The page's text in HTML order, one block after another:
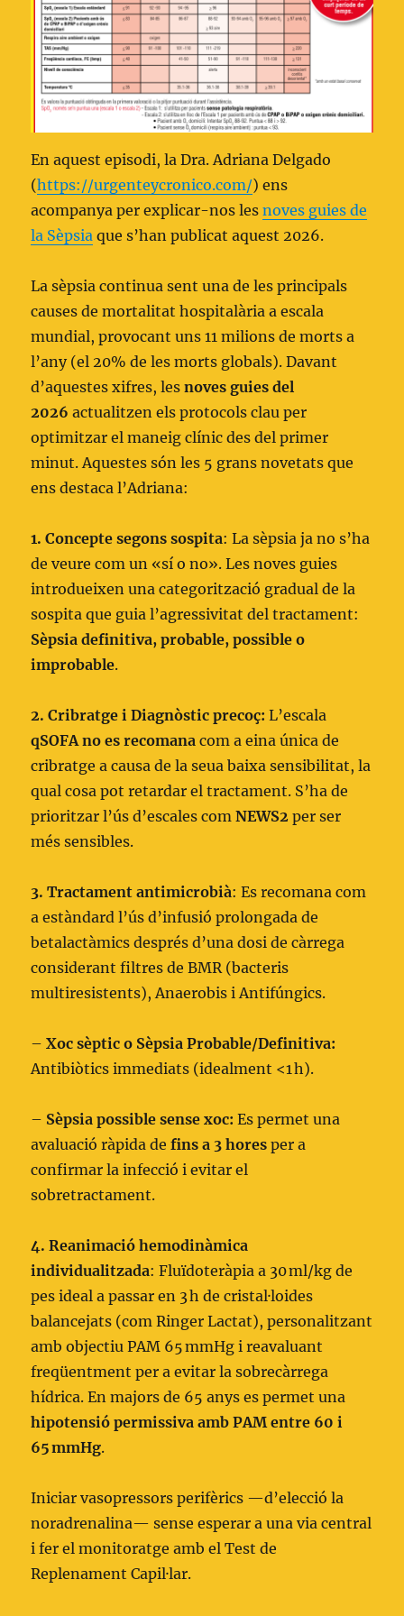
En aquest episodi, la Dra. Adriana Delgado
(https://urgenteycronico.com/) ens
acompanya per explicar-nos lesnoves guies de
la Sèpsia que s’han publicat aquest 2026.
La sèpsia continua sent una de les principals
causes de mortalitat hospitalària a escala
mundial, provocant uns 11 milions de morts a
l’any (el 20% de les morts globals). Davant
d’aquestes xifres, lesnoves guies del
2026 actualitzen els protocols clau per
optimitzar el maneig clínic des del primer
minut. Aquestes són les 5 grans novetats que
ens destaca l’Adriana:
1. Concepte segons sospita: La sèpsia ja no s’ha
de veure com un «sí o no». Les noves guies
introdueixen una categorització gradual de la
sospita que guia l’agressivitat del tractament:
Sèpsia definitiva, probable, possible o
improbable.
2. Cribratge i Diagnòstic precoç:L’escala
qSOFA no es recomana com a eina única de
cribratge a causa de la seua baixa sensibilitat, la
qual cosa pot retardar el tractament. S’ha de
prioritzar l’ús d’escales comNEWS2 per ser
més sensibles.
3. Tractament antimicrobià: Es recomana com
a estàndard l’ús d’infusió prolongada de
betalactàmics després d’una dosi de càrrega
considerant filtres de BMR (bacteris
multiresistents), Anaerobis i Antifúngics.
–Xoc sèptic o Sèpsia Probable/Definitiva:
Antibiòtics immediats (idealment <1 h).
– Sèpsia possible sense xoc: Es permet una
avaluació ràpida defins a 3 hores per a
confirmar la infecció i evitar el
sobretractament.
4. Reanimació hemodinàmica
individualitzada: Fluïdoteràpia a 30 ml/kg de
pes ideal a passar en 3 h de cristal·loides
balancejats (com Ringer Lactat), personalitzant
amb objectiu PAM 65 mmHg i reavaluant
freqüentment per a evitar la sobrecàrrega
hídrica. En majors de 65 anys es permet una
hipotensió permissiva amb PAM entre 60 i
65 mmHg.
Iniciar vasopressors perifèrics —d’elecció la
noradrenalina— sense esperar a una via central
i fer el monitoratge amb el Test de
Replenament Capil·lar.